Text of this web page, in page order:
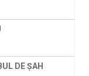
DE ȘAH